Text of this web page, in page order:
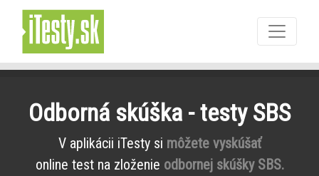
Odborná skúška - testy SBS
V aplikácii iTesty si môžete vyskúšať
online test na zloženie odbornej skúšky SBS.